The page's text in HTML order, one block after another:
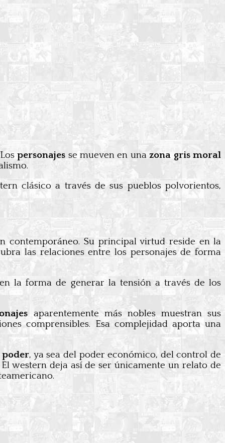
personajes se mueven en unazona gris moral
clásico a través de sus pueblos polvorientos,
contemporáneo. Su principal virtud reside en la
las relaciones entre los personajes de forma
la forma de generar la tensión a través de los
aparentemente más nobles muestran sus
comprensibles. Esa complejidad aporta una
poder, ya sea del poder económico, del control de
western deja así de ser únicamente un relato de